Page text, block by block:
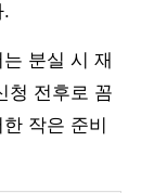
.
분실 시 재
청 전후로 꼼
작은 준비